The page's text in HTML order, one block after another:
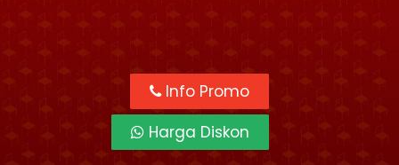
Info Promo
Harga Diskon